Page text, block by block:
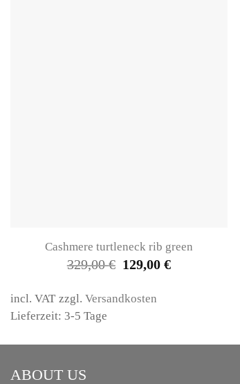
Cashmere turtleneck rib green
329,00€ Original
price
329,00 €.
129,00 €Current
incl. VAT zzgl. Versandkosten
Lieferzeit: 3-5 Tage
ABOUT US